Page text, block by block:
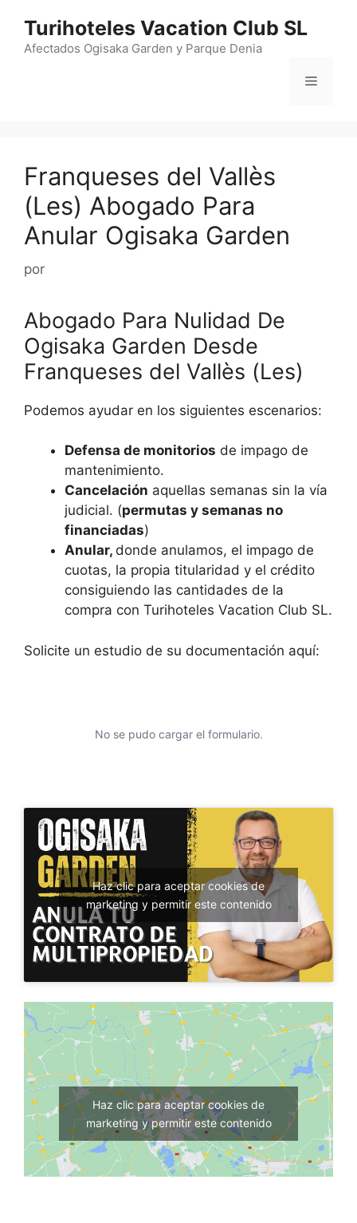
contenido
Turihoteles Vacation Club SL
Afectados Ogisaka Garden y Parque Denia
Menú
Franqueses del Vallès
(Les) Abogado Para
Anular Ogisaka Garden
por
Abogado Para Nulidad De
Ogisaka Garden Desde
Franqueses del Vallès (Les)
Podemos ayudar en los siguientes escenarios:
Defensa de monitorios de impago de
mantenimiento.
Cancelación aquellas semanas sin la vía
judicial. (permutas y semanas no
financiadas)
Anular, donde anulamos, el impago de
cuotas, la propia titularidad y el crédito
consiguiendo las cantidades de la
compra con Turihoteles Vacation Club SL.
Solicite un estudio de su documentación aquí:
No se pudo cargar el formulario.
Haz clic para aceptar cookies de
marketing y permitir este contenido
Haz clic para aceptar cookies de
marketing y permitir este contenido